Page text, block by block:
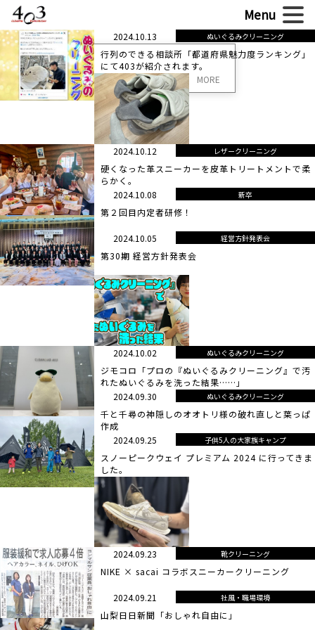
2024.10.13 ぬいぐるみクリーニング
行列のできる相談所「都道府県魅力度ランキング」
にて403が紹介されます。
2024.10.12 レザークリーニング
硬くなった革スニーカーを皮革トリートメントで柔
らかく。
2024.10.08
新卒
第２回目内定者研修！
2024.10.05 経営方針発表会
第30期 経営方針発表会
2024.10.02 ぬいぐるみクリーニング
ジモコロ「プロの『ぬいぐるみクリーニング』で汚
れたぬいぐるみを洗った結果……」
2024.09.30
ぬいぐるみクリーニング
千と千尋の神隠しのオオトリ様の破れ直しと葉っぱ
作成
2024.09.25
子供5人の大家族キャンプ
スノーピークウェイ プレミアム 2024 に行ってきま
した。
2024.09.23 靴クリーニング
NIKE × sacai コラボスニーカークリーニング
2024.09.21 社風・職場環境
山梨日日新聞「おしゃれ自由に」
MORE